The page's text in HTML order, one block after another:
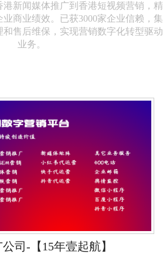
新闻媒体推广到香港短视频营销，精
商业绩效。已获3000家企业信赖，集
和售后维保，实现营销数字化转型驱动
业务。
司-【15年壹起航】